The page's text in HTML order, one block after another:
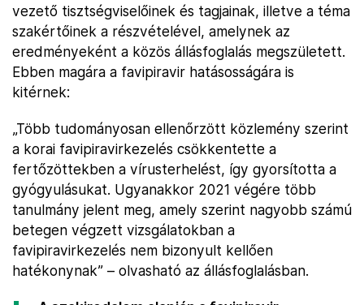
vezető tisztségviselőinek és tagjainak, illetve a téma
szakértőinek a részvételével, amelynek az
eredményeként a közös állásfoglalás megszületett.
Ebben magára a favipiravir hatásosságára is
kitérnek:
„Több tudományosan ellenőrzött közlemény szerint
a korai favipiravirkezelés csökkentette a
fertőzöttekben a vírusterhelést, így gyorsította a
gyógyulásukat. Ugyanakkor 2021 végére több
tanulmány jelent meg, amely szerint nagyobb számú
betegen végzett vizsgálatokban a
favipiravirkezelés nem bizonyult kellően
hatékonynak” – olvasható az állásfoglalásban.